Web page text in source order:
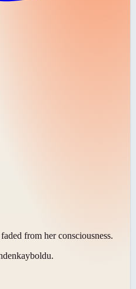
from her consciousness.
kayboldu.